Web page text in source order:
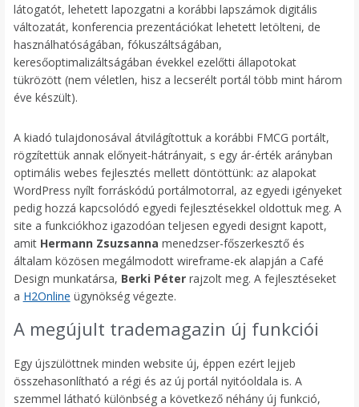
látogatót, lehetett lapozgatni a korábbi lapszámok digitális
változatát, konferencia prezentációkat lehetett letölteni, de
használhatóságában, fókuszáltságában,
keresőoptimalizáltságában évekkel ezelőtti állapotokat
tükrözött (nem véletlen, hisz a lecserélt portál több mint három
éve készült).
A kiadó tulajdonosával átvilágítottuk a korábbi FMCG portált,
rögzítettük annak előnyeit-hátrányait, s egy ár-érték arányban
optimális webes fejlesztés mellett döntöttünk: az alapokat
WordPress nyílt forráskódú portálmotorral, az egyedi igényeket
pedig hozzá kapcsolódó egyedi fejlesztésekkel oldottuk meg. A
site a funkciókhoz igazodóan teljesen egyedi designt kapott,
amit Hermann Zsuzsanna menedzser-főszerkesztő és
általam közösen megálmodott wireframe-ek alapján a Café
Design munkatársa, Berki Péterrajzolt meg. A fejlesztéseket
a H2Online ügynökség végezte.
A megújult trademagazin új funkciói
Egy újszülöttnek minden website új, éppen ezért lejjeb
összehasonlítható a régi és az új portál nyitóoldala is. A
szemmel látható különbség a következő néhány új funkció,